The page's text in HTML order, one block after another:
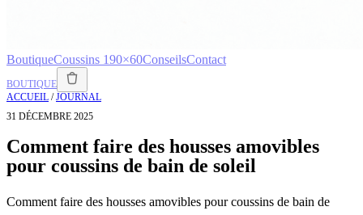
BoutiqueCoussins 190×60ConseilsContact
BOUTIQUE
ACCUEIL /JOURNAL
31 DÉCEMBRE 2025
Comment faire des housses amovibles
pour coussins de bain de soleil
Comment faire des housses amovibles pour coussins de bain de